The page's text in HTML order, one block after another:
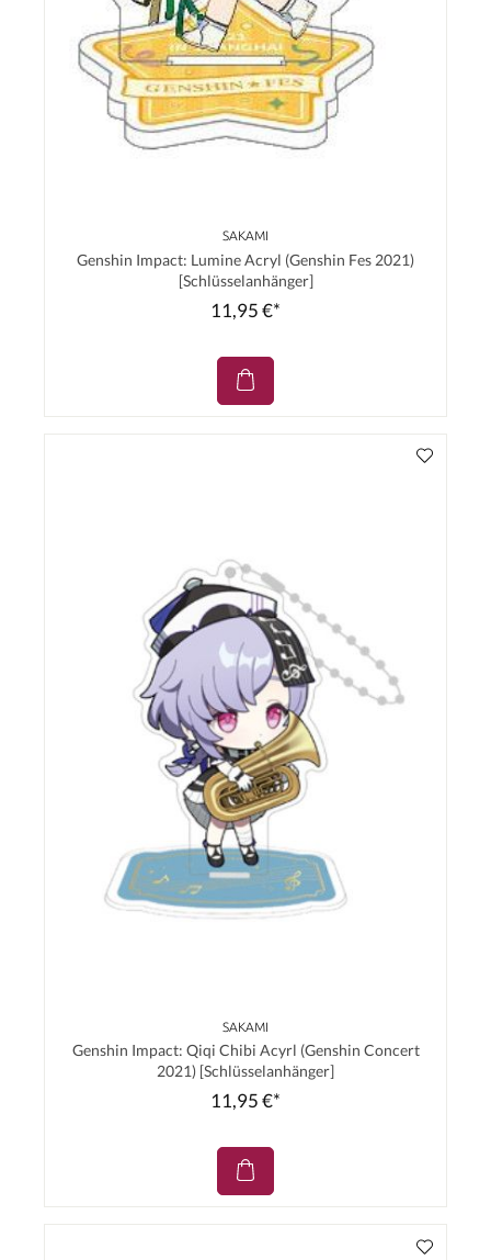
SAKAMI
Genshin Impact: Lumine Acryl (Genshin Fes 2021)
[Schlüsselanhänger]
11,95 €*
SAKAMI
Genshin Impact: Qiqi Chibi Acyrl (Genshin Concert
2021) [Schlüsselanhänger]
11,95 €*